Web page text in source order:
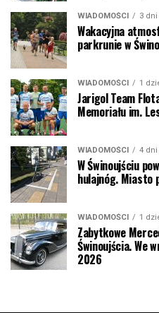
WIADOMOŚCI 3
Wakacyjna
parkrunie w
WIADOMOŚCI 1
Jarigol Team
Memoriału im.
WIADOMOŚCI 4 dni
W Świnoujściu
hulajnóg. Miasto
WIADOMOŚCI 1
Zabytkowe
Świnoujścia. We
2026